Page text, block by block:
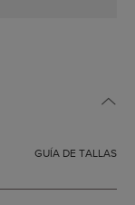
GUÍA DE TALLAS